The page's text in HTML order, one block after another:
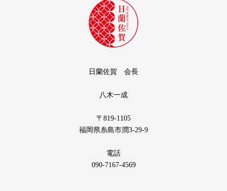
日蘭佐賀 会長
八木一成
〒819-1105
福岡県糸島市潤3-29-9
電話
090-7167-4569